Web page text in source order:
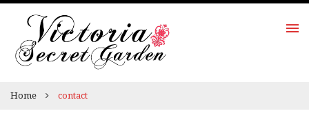
Home contact